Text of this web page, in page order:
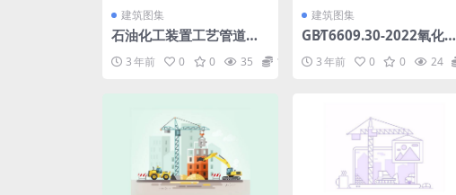
建筑图集
石油化工装置工艺管道安
装设计施工图册(第3分册
管道支吊架).pdf
3 年前 0 0 35 1.98
建筑图集
GB∕T6609.30-2022氧化铝
化学分析方法和物理性能
测定方法第30部分：微量
B)445714f1ca81b37f.p
3 年前 0 0 24